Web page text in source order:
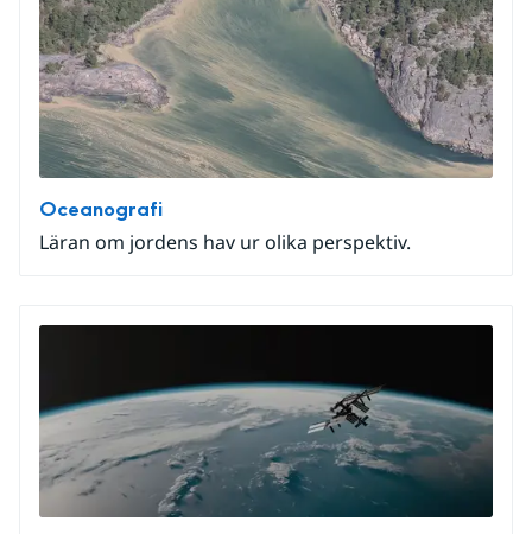
Oceanografi
Läran om jordens hav ur olika perspektiv.